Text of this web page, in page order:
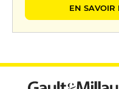
EN SAVOIR